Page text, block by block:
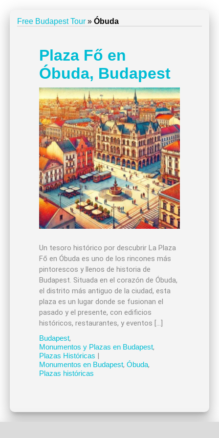
Free Budapest Tour » Óbuda
Plaza Fő en
Óbuda, Budapest
Un tesoro histórico por descubrir La Plaza
Fő en Óbuda es uno de los rincones más
pintorescos y llenos de historia de
Budapest. Situada en el corazón de Óbuda,
el distrito más antiguo de la ciudad, esta
plaza es un lugar donde se fusionan el
pasado y el presente, con edificios
históricos, restaurantes, y eventos […]
Budapest,
Monumentos y Plazas en Budapest,
Plazas Históricas |
Monumentos en Budapest, Óbuda,
Plazas históricas